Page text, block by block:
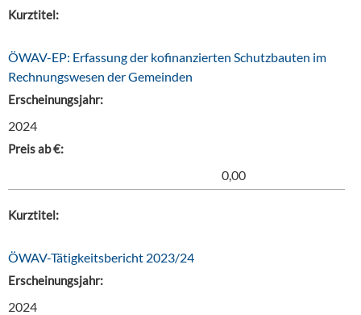
Kurztitel:
ÖWAV-EP: Erfassung der kofinanzierten Schutzbauten im
Rechnungswesen der Gemeinden
Erscheinungsjahr:
2024
Preis ab €:
0,00
Kurztitel:
ÖWAV-Tätigkeitsbericht 2023/24
Erscheinungsjahr:
2024